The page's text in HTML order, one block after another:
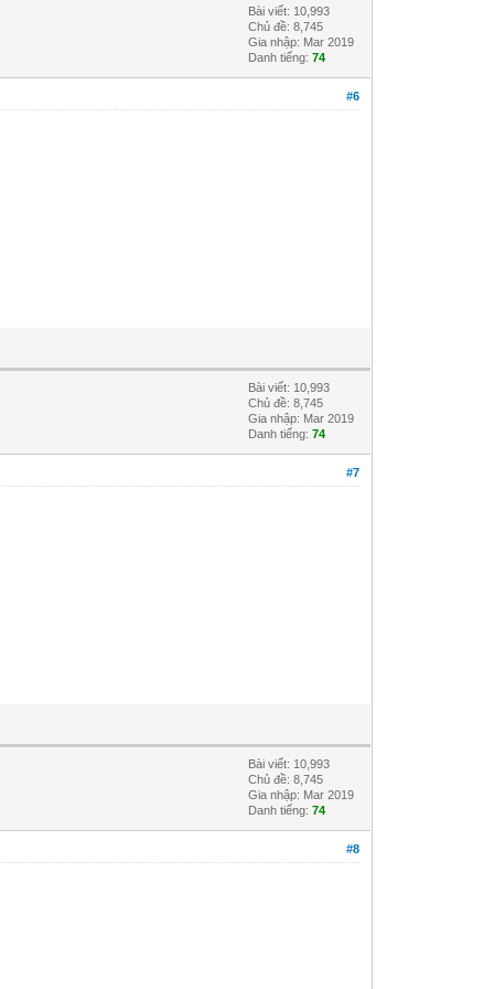
Bài viết: 10,993
Chủ đề: 8,745
Gia nhập: Mar 2019
Danh tiếng:74
#6
Bài viết: 10,993
Chủ đề: 8,745
Gia nhập: Mar 2019
Danh tiếng:74
#7
Bài viết: 10,993
Chủ đề: 8,745
Gia nhập: Mar 2019
Danh tiếng:74
#8